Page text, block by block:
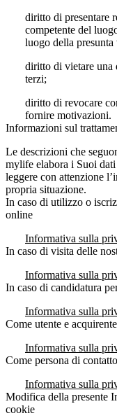
diritto di presentare
competente del
luogo della
diritto di vietare una
terzi;
diritto di revocare
fornire motivazioni.
Informazioni sul
Le descrizioni che
mylife elabora i Suoi
leggere con attenzione
propria situazione.
In caso di utilizzo o
online
Informativa sulla
In caso di visita delle
Informativa sulla
In caso di candidatura
Informativa sulla
Come utente e
Informativa sulla
Come persona di
Informativa sulla
Modifica della presente
cookie